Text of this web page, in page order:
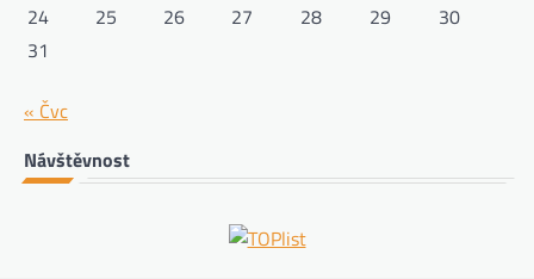
24
25 26 27 28 29
30
31
« Čvc
Návštěvnost